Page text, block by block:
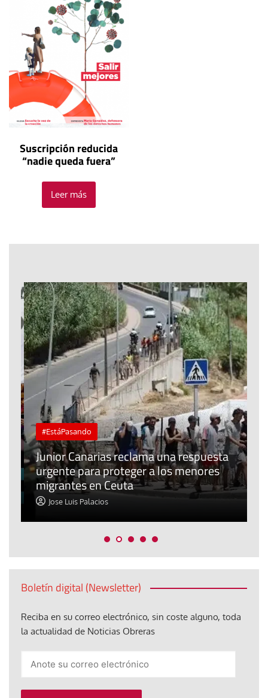
Suscripción reducida
“nadie queda fuera”
Leer más
#EstáPasando
Junior Canarias reclama una respuesta
urgente para proteger a los menores
migrantes en Ceuta
Jose Luis Palacios
Boletín digital (Newsletter)
Reciba en su correo electrónico, sin coste alguno, toda
la actualidad de Noticias Obreras